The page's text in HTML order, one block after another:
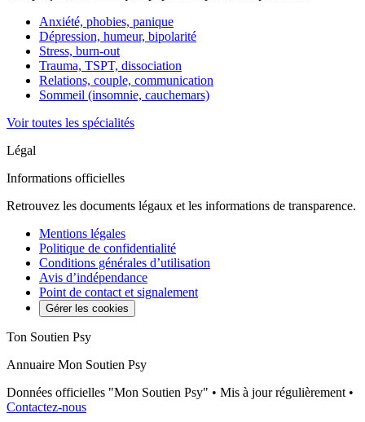
Anxiété, phobies, panique
Dépression, humeur, bipolarité
Stress, burn-out
Trauma, TSPT, dissociation
Relations, couple, communication
Sommeil (insomnie, cauchemars)
Voir toutes les spécialités
Légal
Informations officielles
Retrouvez les documents légaux et les informations de transparence.
Mentions légales
Politique de confidentialité
Conditions générales d’utilisation
Avis d’indépendance
Point de contact et signalement
Gérer les cookies
Ton Soutien Psy
Annuaire Mon Soutien Psy
Données officielles "Mon Soutien Psy" • Mis à jour régulièrement •
Contactez-nous